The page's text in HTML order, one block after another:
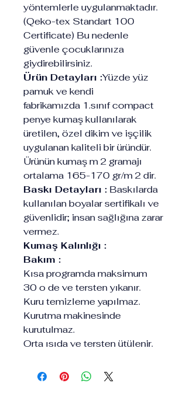
yöntemlerle uygulanmaktadır.
(Qeko-tex Standart 100
Certificate) Bu nedenle
güvenle çocuklarınıza
giydirebilirsiniz.
Ürün Detayları :Yüzde yüz
pamuk ve kendi
fabrikamızda 1.sınıf compact
penye kumaş kullanılarak
üretilen, özel dikim ve işçilik
uygulanan kaliteli bir üründür.
Ürünün kumaş m 2 gramajı
ortalama 165-170 gr/m 2 dir.
Baskı Detayları : Baskılarda
kullanılan boyalar sertifikalı ve
güvenlidir; insan sağlığına zarar
vermez.
Kumaş Kalınlığı :
Bakım :
Kısa programda maksimum
30 o de ve tersten yıkanır.
Kuru temizleme yapılmaz.
Kurutma makinesinde
kurutulmaz.
Orta ısıda ve tersten ütülenir.